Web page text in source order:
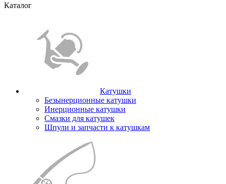
Каталог
Катушки
Безынерционные катушки
Инерционные катушки
Смазки для катушек
Шпули и запчасти к катушкам